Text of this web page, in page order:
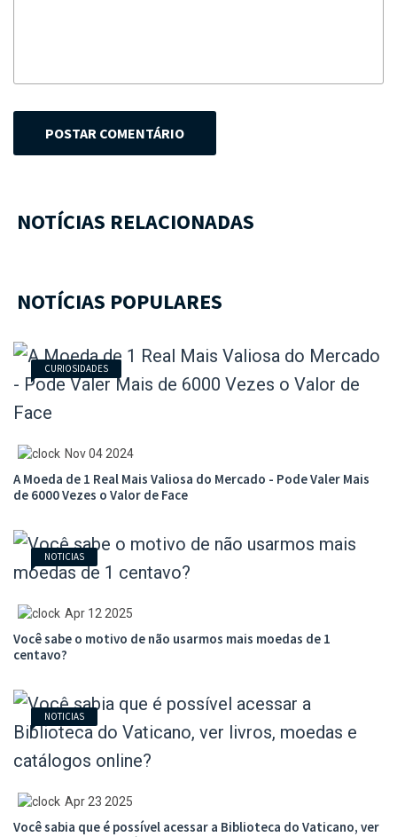
POSTAR COMENTÁRIO
NOTÍCIAS RELACIONADAS
NOTÍCIAS POPULARES
CURIOSIDADES
Nov 04 2024
A Moeda de 1 Real Mais Valiosa do Mercado - Pode Valer Mais
de 6000 Vezes o Valor de Face
NOTICIAS
Apr 12 2025
Você sabe o motivo de não usarmos mais moedas de 1
centavo?
NOTICIAS
Apr 23 2025
Você sabia que é possível acessar a Biblioteca do Vaticano, ver